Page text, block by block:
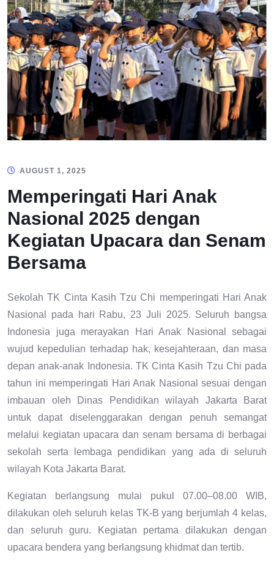
AUGUST 1, 2025
Memperingati Hari Anak
Nasional 2025 dengan
Kegiatan Upacara dan Senam
Bersama
Sekolah TK Cinta Kasih Tzu Chi memperingati Hari Anak
Nasional pada hari Rabu, 23 Juli 2025. Seluruh bangsa
Indonesia juga merayakan Hari Anak Nasional sebagai
wujud kepedulian terhadap hak, kesejahteraan, dan masa
depan anak-anak Indonesia. TK Cinta Kasih Tzu Chi pada
tahun ini memperingati Hari Anak Nasional sesuai dengan
imbauan oleh Dinas Pendidikan wilayah Jakarta Barat
untuk dapat diselenggarakan dengan penuh semangat
melalui kegiatan upacara dan senam bersama di berbagai
sekolah serta lembaga pendidikan yang ada di seluruh
wilayah Kota Jakarta Barat.
Kegiatan berlangsung mulai pukul 07.00–08.00 WIB,
dilakukan oleh seluruh kelas TK-B yang berjumlah 4 kelas,
dan seluruh guru. Kegiatan pertama dilakukan dengan
upacara bendera yang berlangsung khidmat dan tertib.